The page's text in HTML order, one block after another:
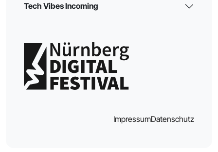
Tech Vibes Incoming
ImpressumDatenschutz